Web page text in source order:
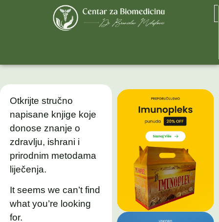
Otkrijte stručno
napisane knjige koje
donose znanje o
zdravlju, ishrani i
prirodnim metodama
liječenja.
It seems we can’t find
what you’re looking
for.